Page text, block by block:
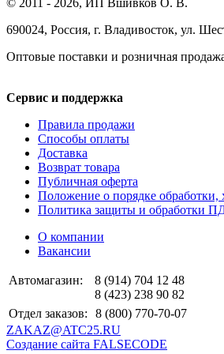
© 2011 - 2026, ИП Вшивков О. В.
690024, Россия, г. Владивосток, ул.
Оптовые поставки и розничная
Сервис и поддержка
Правила продажи
Способы оплаты
Доставка
Возврат товара
Публичная оферта
Положение о порядке
Политика защиты и обработки
О компании
Вакансии
Автомагазин:
8 (914) 704 12 48
8 (423) 238 90 82
Отдел заказов:
8 (800) 770-70-07
ZAKAZ@ATC25.RU
Создание сайта FALSECODE